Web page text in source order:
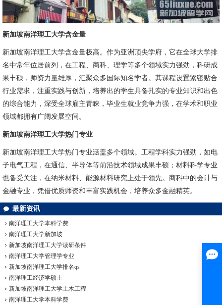
新加坡南洋理工大学含金量
新加坡南洋理工大学含金量极高。作为亚洲顶尖学府，它在全球大学排
名中常年位居前列，在工程、商科、理学等多个领域实力强劲，科研成
果丰硕，师资力量雄厚，汇聚众多国际知名学者。其课程设置紧密贴合
行业需求，注重实践与创新，培养出的学生具备扎实的专业知识和出色
的综合能力，深受全球雇主青睐，毕业生就业竞争力强，在学术和职业
领域都拥有广阔发展空间。
新加坡南洋理工大学热门专业
新加坡南洋理工大学热门专业涵盖多个领域。工程学科实力强劲，如电
子电气工程，在通信、半导体等前沿技术领域成果丰硕；材料科学专业
也备受关注，在纳米材料、能源材料研究上处于领先。商科中的会计与
金融专业，凭借优质师资和丰富实践机会，培养众多金融精英。
最新资讯
南洋理工大学本科学费
南洋理工大学新加坡
新加坡南洋理工大学读研条件
南洋理工大学管理学专业
新加坡南洋理工大学排名qs
南洋理工经济学硕士
新加坡南洋理工大学土木工程
南洋理工大学本科学费